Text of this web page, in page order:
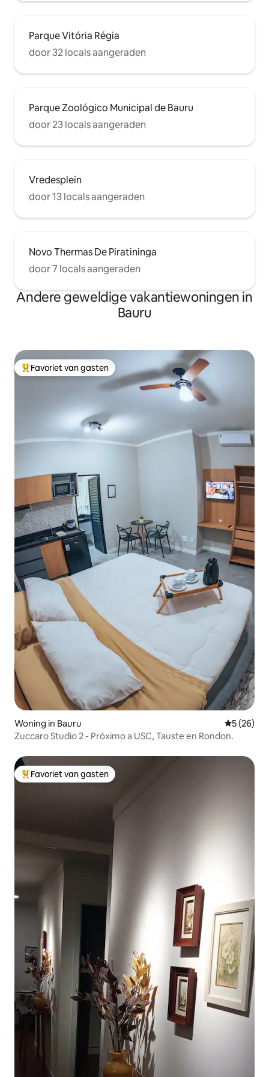
Parque Vitória Régia
door 32 locals aangeraden
Parque Zoológico Municipal de Bauru
door 23 locals aangeraden
Vredesplein
door 13 locals aangeraden
Novo Thermas De Piratininga
door 7 locals aangeraden
Andere geweldige vakantiewoningen in
Bauru
Topfavoriet van gasten
Favoriet van gasten
Woning in Bauru
5 (26)
Zuccaro Studio 2 - Próximo a USC, Tauste en Rondon.
Topfavoriet van gasten
Favoriet van gasten